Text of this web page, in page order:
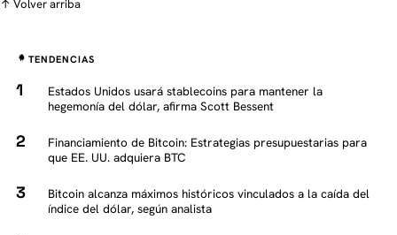
↑ Volver arriba
TENDENCIAS
Estados Unidos usará stablecoins para mantener la
hegemonía del dólar, afirma Scott Bessent
Financiamiento de Bitcoin: Estrategias presupuestarias para
que EE. UU. adquiera BTC
Bitcoin alcanza máximos históricos vinculados a la caída del
índice del dólar, según analista